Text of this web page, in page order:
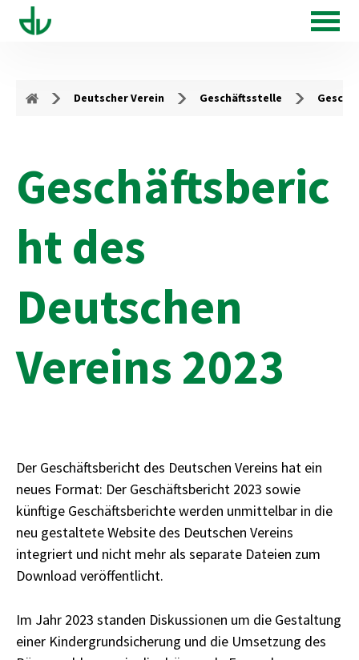
Deutscher Verein Geschäftsstelle
Geschäftsberic
ht des
Deutschen
Vereins 2023
Der Geschäftsbericht des Deutschen Vereins hat ein
neues Format: Der Geschäftsbericht 2023 sowie
künftige Geschäftsberichte werden unmittelbar in die
neu gestaltete Website des Deutschen Vereins
integriert und nicht mehr als separate Dateien zum
Download veröffentlicht.
Im Jahr 2023 standen Diskussionen um die Gestaltung
einer Kindergrundsicherung und die Umsetzung des